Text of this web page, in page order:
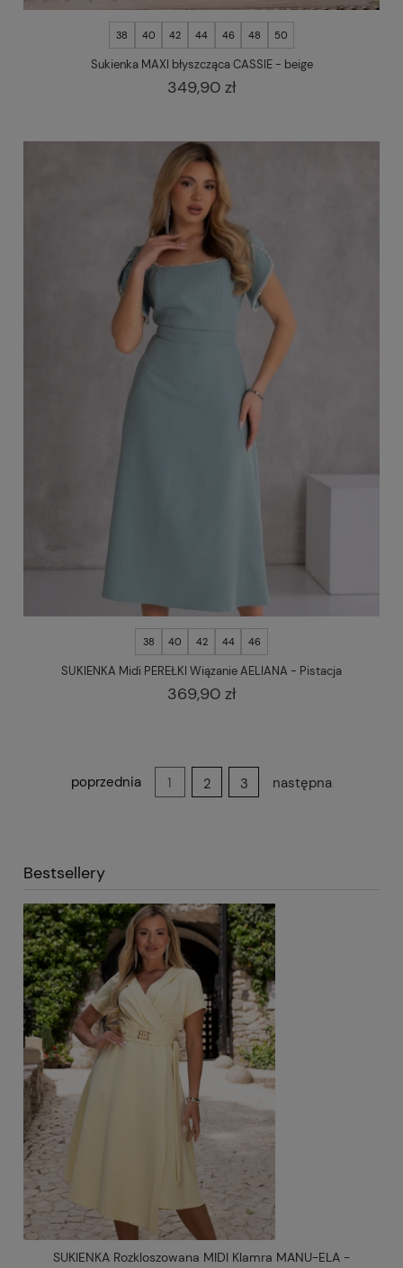
38 40 42 44 46 48 50
Sukienka MAXI błyszcząca CASSIE - beige
349,90 zł
38 40 42 44 46
SUKIENKA Midi PEREŁKI Wiązanie AELIANA - Pistacja
369,90 zł
poprzednia 1 2 3 następna
Bestsellery
SUKIENKA Midi PEREŁKI Wiązanie AELIANA - Puder